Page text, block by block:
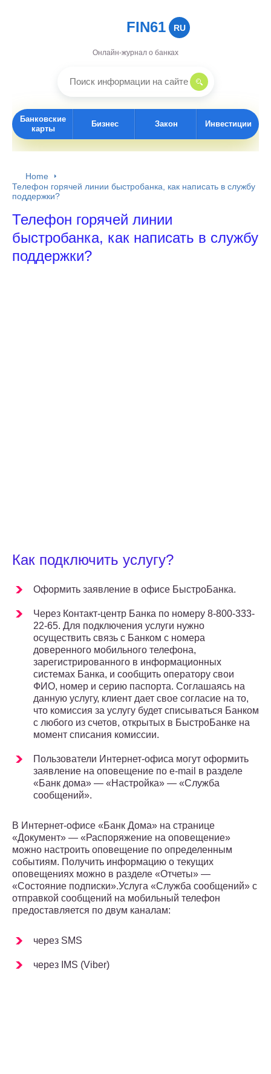
FIN61 RU
Онлайн-журнал о банках
Банковские
карты
Бизнес Закон Инвестиции
Home
Телефон горячей линии быстробанка, как написать в службу
поддержки?
Телефон горячей линии
быстробанка, как написать в службу
поддержки?
Как подключить услугу?
Оформить заявление в офисе БыстроБанка.
Через Контакт-центр Банка по номеру 8-800-333-
22-65. Для подключения услуги нужно
осуществить связь с Банком с номера
доверенного мобильного телефона,
зарегистрированного в информационных
системах Банка, и сообщить оператору свои
ФИО, номер и серию паспорта. Соглашаясь на
данную услугу, клиент дает свое согласие на то,
что комиссия за услугу будет списываться Банком
с любого из счетов, открытых в БыстроБанке на
момент списания комиссии.
Пользователи Интернет-офиса могут оформить
заявление на оповещение по e-mail в разделе
«Банк дома» — «Настройка» — «Служба
сообщений».
В Интернет-офисе «Банк Дома» на странице
«Документ» — «Распоряжение на оповещение»
можно настроить оповещение по определенным
событиям. Получить информацию о текущих
оповещениях можно в разделе «Отчеты» —
«Состояние подписки».Услуга «Служба сообщений» с
отправкой сообщений на мобильный телефон
предоставляется по двум каналам:
через SMS
через IMS (Viber)